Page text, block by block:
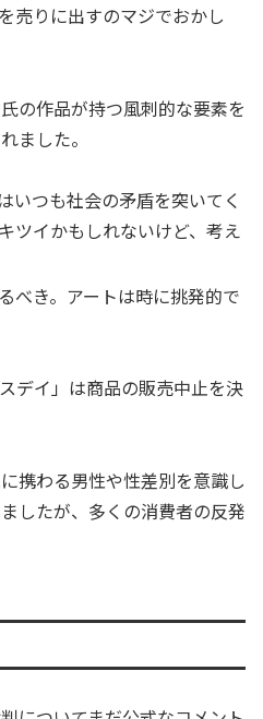
売りに出すのマジでおかし
の作品が持つ風刺的な要素を
ました。
いつも社会の矛盾を突いてく
ツイかもしれないけど、考え
べき。アートは時に挑発的で
デイ」は商品の販売中止を決
携わる男性や性差別を意識し
したが、多くの消費者の反発